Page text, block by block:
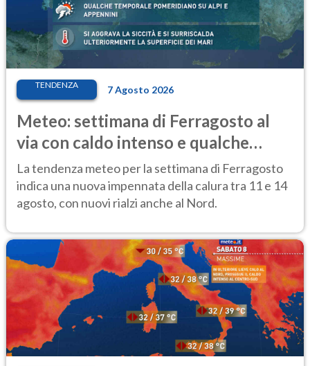
TENDENZA 7 Agosto 2026
Meteo: settimana di Ferragosto al
via con caldo intenso e qualche
temporale
La tendenza meteo per la settimana di Ferragosto
indica una nuova impennata della calura tra 11 e 14
agosto, con nuovi rialzi anche al Nord.